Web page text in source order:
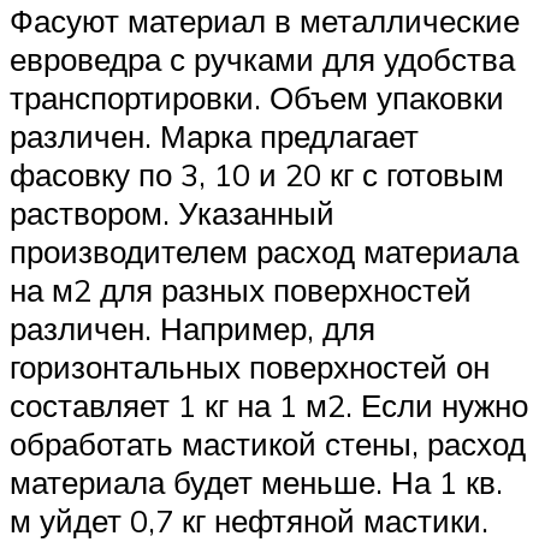
Фасуют материал в металлические
евроведра с ручками для удобства
транспортировки. Объем упаковки
различен. Марка предлагает
фасовку по 3, 10 и 20 кг с готовым
раствором. Указанный
производителем расход материала
на м2 для разных поверхностей
различен. Например, для
горизонтальных поверхностей он
составляет 1 кг на 1 м2. Если нужно
обработать мастикой стены, расход
материала будет меньше. На 1 кв.
м уйдет 0,7 кг нефтяной мастики.